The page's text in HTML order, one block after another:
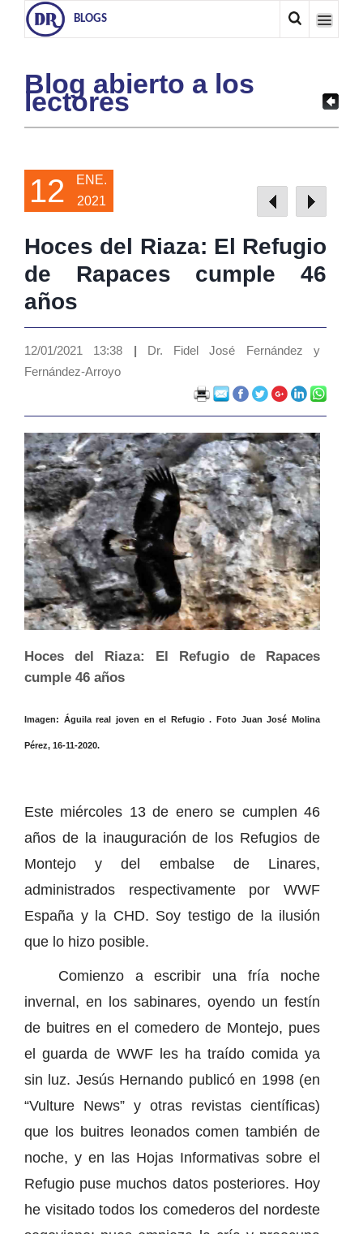
BLOGS
Blog abierto a los
lectores
12
ENE.
2021
Hoces del Riaza: El Refugio
de Rapaces cumple 46
años
12/01/2021 13:38 | Dr. Fidel José Fernández y
Fernández-Arroyo
Hoces del Riaza: El Refugio de Rapaces
cumple 46 años
Imagen: Águila real joven en el Refugio . Foto Juan José Molina
Pérez, 16-11-2020.
Este miércoles 13 de enero se cumplen 46
años de la inauguración de los Refugios de
Montejo y del embalse de Linares,
administrados respectivamente por WWF
España y la CHD. Soy testigo de la ilusión
que lo hizo posible.
Comienzo a escribir una fría noche
invernal, en los sabinares, oyendo un festín
de buitres en el comedero de Montejo, pues
el guarda de WWF les ha traído comida ya
sin luz. Jesús Hernando publicó en 1998 (en
“Vulture News” y otras revistas científicas)
que los buitres leonados comen también de
noche, y en las Hojas Informativas sobre el
Refugio puse muchos datos posteriores. Hoy
he visitado todos los comederos del nordeste